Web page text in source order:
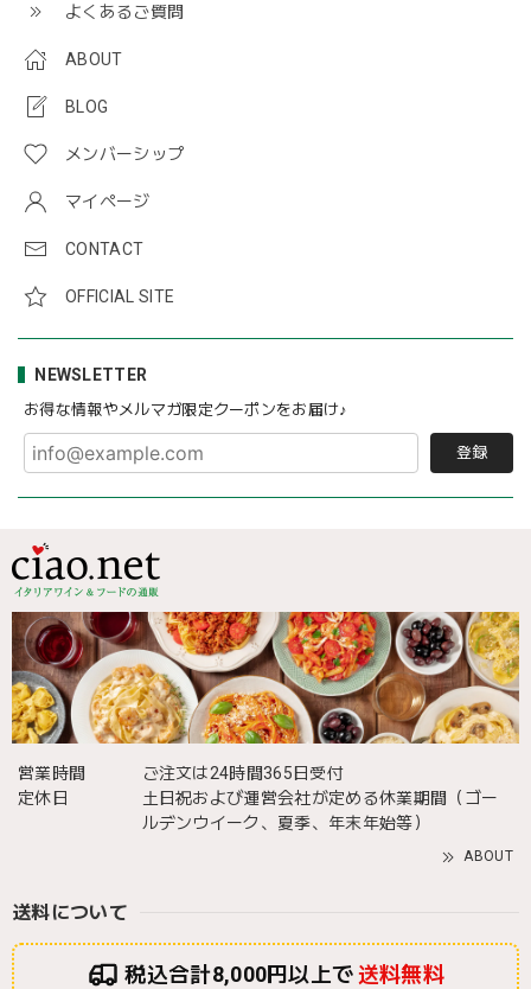
よくあるご質問
ABOUT
BLOG
メンバーシップ
マイページ
CONTACT
OFFICIAL SITE
NEWSLETTER
お得な情報やメルマガ限定クーポンをお届け♪
登録
営業時間
ご注文は24時間365日受付
定休日
土日祝および運営会社が定める休業期間（ゴー
ルデンウイーク、夏季、年末年始等）
ABOUT
送料について
税込合計8,000円以上で送料無料